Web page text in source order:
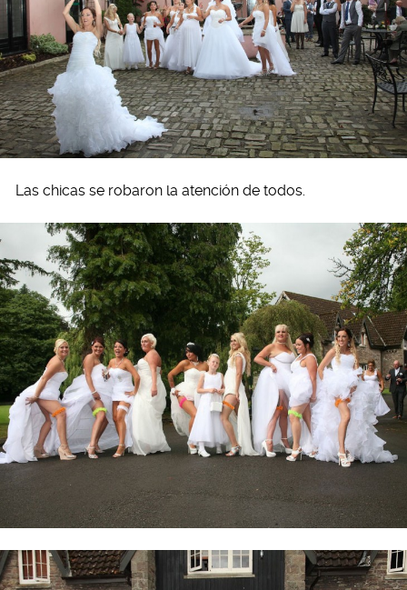
Las chicas se robaron la atención de todos.